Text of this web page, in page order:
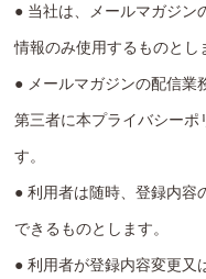
● 当社は、メールマガジン
情報のみ使用するものとし
● メールマガジンの配信業
第三者に本プライバシーポ
す。
● 利用者は随時、登録内容
できるものとします。
● 利用者が登録内容変更又